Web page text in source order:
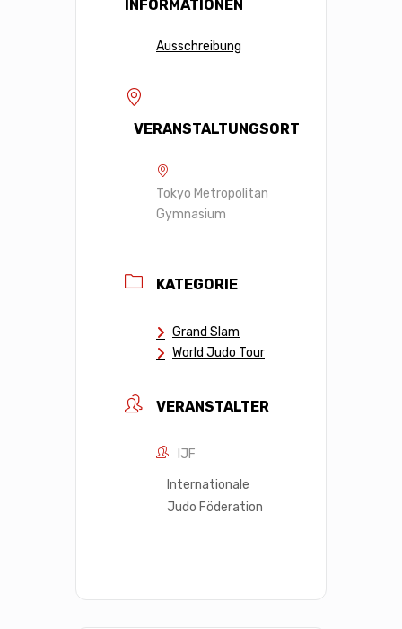
INFORMATIONEN
Ausschreibung
VERANSTALTUNGSORT
Tokyo Metropolitan
Gymnasium
KATEGORIE
Grand Slam
World Judo Tour
VERANSTALTER
IJF
Internationale
Judo Föderation